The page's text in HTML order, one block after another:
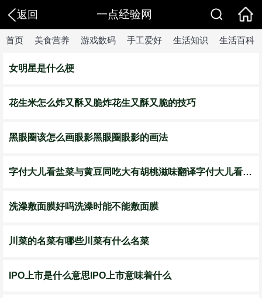
返回 一点经验网
首页 美食营养 游戏数码 手工爱好 生活知识 生活百科
女明星是什么梗
花生米怎么炸又酥又脆炸花生又酥又脆的技巧
黑眼圈该怎么画眼影黑眼圈眼影的画法
字付大儿看盐菜与黄豆同吃大有胡桃滋味翻译字付大儿看盐菜与黄豆同吃大有胡桃滋味文言文翻译
洗澡敷面膜好吗洗澡时能不能敷面膜
川菜的名菜有哪些川菜有什么名菜
IPO上市是什么意思IPO上市意味着什么